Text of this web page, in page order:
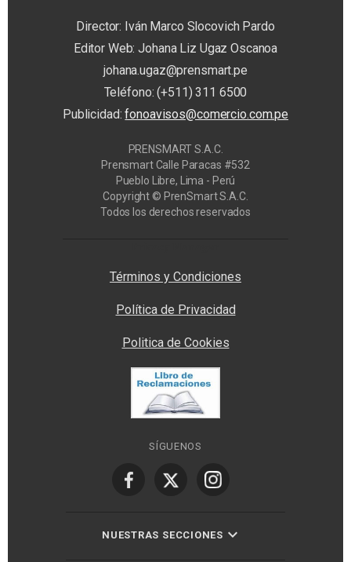
Director: Iván Marco Slocovich Pardo
Editor Web: Johana Liz Ugaz Oscanoa
johana.ugaz@prensmart.pe
Teléfono: (+511) 311 6500
Publicidad:fonoavisos@comercio.com.pe
PRENSMART S.A.C.
Prensmart Calle Paracas #532
Pueblo Libre, Lima - Perú
Copyright © PrenSmart S.A.C.
Todos los derechos reservados
Términos y Condiciones
Política de Privacidad
Politica de Cookies
SÍGUENOS
NUESTRAS SECCIONES